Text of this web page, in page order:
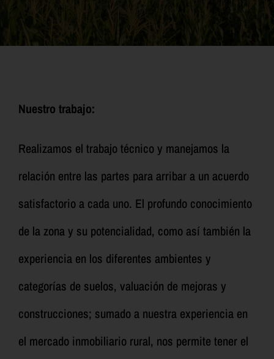
Nuestro trabajo:
Realizamos el trabajo técnico y manejamos la
relación entre las partes para arribar a un acuerdo
satisfactorio a cada uno. El profundo conocimiento
de la zona y su potencialidad, como así también la
experiencia en los diferentes ambientes y
categorías de suelos, valuación de mejoras y
construcciones; sumado a nuestra experiencia en
el mercado inmobiliario rural, nos permite tener el